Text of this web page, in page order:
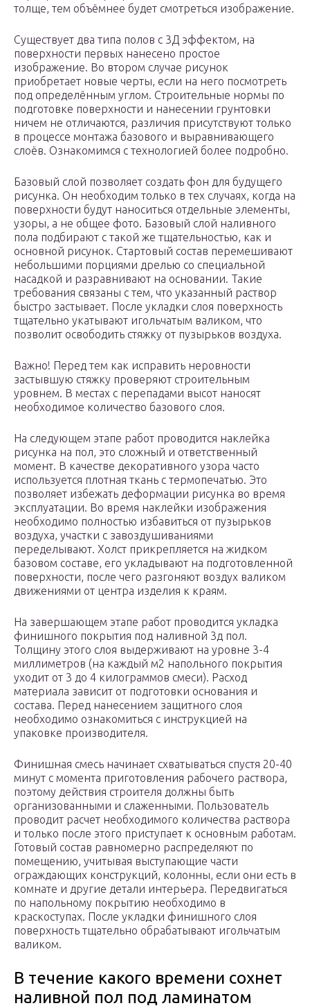
толще, тем объёмнее будет смотреться изображение.
Существует два типа полов с 3Д эффектом, на
поверхности первых нанесено простое
изображение. Во втором случае рисунок
приобретает новые черты, если на него посмотреть
под определённым углом. Строительные нормы по
подготовке поверхности и нанесении грунтовки
ничем не отличаются, различия присутствуют только
в процессе монтажа базового и выравнивающего
слоёв. Ознакомимся с технологией более подробно.
Базовый слой позволяет создать фон для будущего
рисунка. Он необходим только в тех случаях, когда на
поверхности будут наноситься отдельные элементы,
узоры, а не общее фото. Базовый слой наливного
пола подбирают с такой же тщательностью, как и
основной рисунок. Стартовый состав перемешивают
небольшими порциями дрелью со специальной
насадкой и разравнивают на основании. Такие
требования связаны с тем, что указанный раствор
быстро застывает. После укладки слоя поверхность
тщательно укатывают игольчатым валиком, что
позволит освободить стяжку от пузырьков воздуха.
Важно! Перед тем как исправить неровности
застывшую стяжку проверяют строительным
уровнем. В местах с перепадами высот наносят
необходимое количество базового слоя.
На следующем этапе работ проводится наклейка
рисунка на пол, это сложный и ответственный
момент. В качестве декоративного узора часто
используется плотная ткань с термопечатью. Это
позволяет избежать деформации рисунка во время
эксплуатации. Во время наклейки изображения
необходимо полностью избавиться от пузырьков
воздуха, участки с завоздушиваниями
переделывают. Холст прикрепляется на жидком
базовом составе, его укладывают на подготовленной
поверхности, после чего разгоняют воздух валиком
движениями от центра изделия к краям.
На завершающем этапе работ проводится укладка
финишного покрытия под наливной 3д пол.
Толщину этого слоя выдерживают на уровне 3-4
миллиметров (на каждый м2 напольного покрытия
уходит от 3 до 4 килограммов смеси). Расход
материала зависит от подготовки основания и
состава. Перед нанесением защитного слоя
необходимо ознакомиться с инструкцией на
упаковке производителя.
Финишная смесь начинает схватываться спустя 20-40
минут с момента приготовления рабочего раствора,
поэтому действия строителя должны быть
организованными и слаженными. Пользователь
проводит расчет необходимого количества раствора
и только после этого приступает к основным работам.
Готовый состав равномерно распределяют по
помещению, учитывая выступающие части
ограждающих конструкций, колонны, если они есть в
комнате и другие детали интерьера. Передвигаться
по напольному покрытию необходимо в
краскоступах. После укладки финишного слоя
поверхность тщательно обрабатывают игольчатым
валиком.
В течение какого времени сохнет
наливной пол под ламинатом